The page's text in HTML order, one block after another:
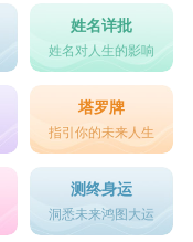
姓名详批
姓名对人生的影响
塔罗牌
指引你的未来人生
测终身运
洞悉未来鸿图大运